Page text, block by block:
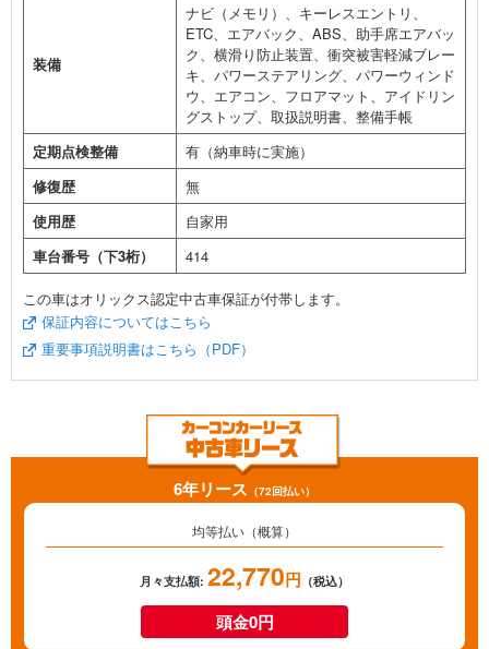
装備
ナビ（メモリ）、キーレスエントリ、
ETC、エアバック、ABS、助手席エアバッ
ク、横滑り防止装置、衝突被害軽減ブレー
キ、パワーステアリング、パワーウィンド
ウ、エアコン、フロアマット、アイドリン
グストップ、取扱説明書、整備手帳
定期点検整備
有（納車時に実施）
修復歴
無
使用歴
自家用
車台番号（下3桁）
414
この車はオリックス認定中古車保証が付帯します。
保証内容についてはこちら
重要事項説明書はこちら（PDF）
6年リース （72回払い）
均等払い（概算）
月々支払額: 22,770円 （税込）
頭金0円